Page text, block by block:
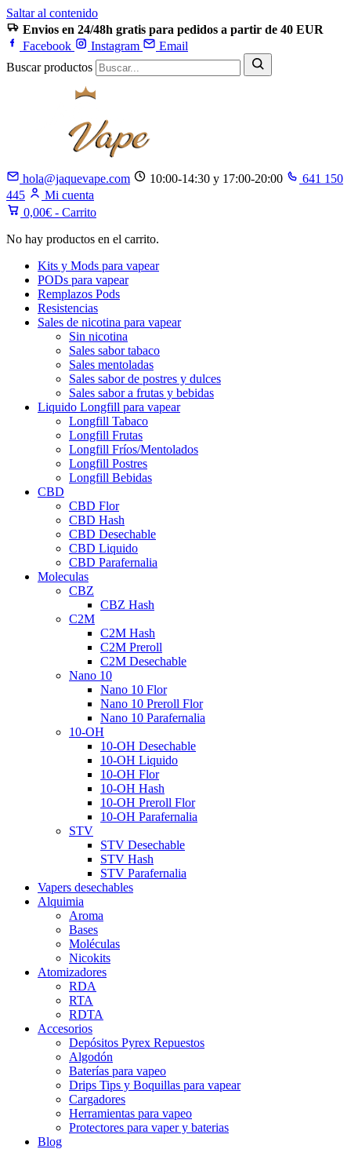
Saltar al contenido
Envios en 24/48h gratis para pedidos a partir de 40 EUR
Facebook
Instagram
Email
Buscar productos
hola@jaquevape.com 10:00-14:30 y 17:00-20:00
641 150
445
Mi cuenta
0,00€ - Carrito
No hay productos en el carrito.
Kits y Mods para vapear
PODs para vapear
Remplazos Pods
Resistencias
Sales de nicotina para vapear
Sin nicotina
Sales sabor tabaco
Sales mentoladas
Sales sabor de postres y dulces
Sales sabor a frutas y bebidas
Liquido Longfill para vapear
Longfill Tabaco
Longfill Frutas
Longfill Fríos/Mentolados
Longfill Postres
Longfill Bebidas
CBD
CBD Flor
CBD Hash
CBD Desechable
CBD Liquido
CBD Parafernalia
Moleculas
CBZ
CBZ Hash
C2M
C2M Hash
C2M Preroll
C2M Desechable
Nano 10
Nano 10 Flor
Nano 10 Preroll Flor
Nano 10 Parafernalia
10-OH
10-OH Desechable
10-OH Liquido
10-OH Flor
10-OH Hash
10-OH Preroll Flor
10-OH Parafernalia
STV
STV Desechable
STV Hash
STV Parafernalia
Vapers desechables
Alquimia
Aroma
Bases
Moléculas
Nicokits
Atomizadores
RDA
RTA
RDTA
Accesorios
Depósitos Pyrex Repuestos
Algodón
Baterías para vapeo
Drips Tips y Boquillas para vapear
Cargadores
Herramientas para vapeo
Protectores para vaper y baterias
Blog